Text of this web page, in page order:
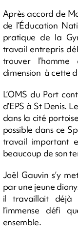
Après accord de
de l’Éducation
pratique de la
travail entrepris
trouver
dimension à cette
L’OMS du Port
d’EPS à St Denis.
dans la cité
possible dans ce
travail important
beaucoup de son
Joël Gauvin s’y
par une jeune
il travaillait déjà
l’immense défi
ensemble.